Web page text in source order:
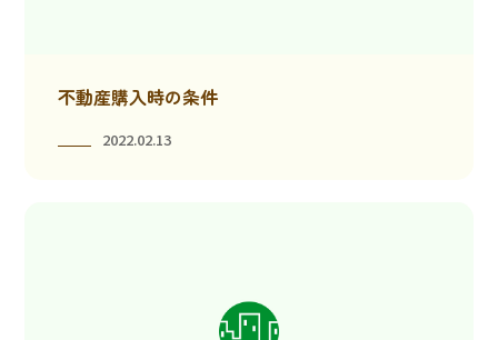
不動産購入時の条件
2022.02.13